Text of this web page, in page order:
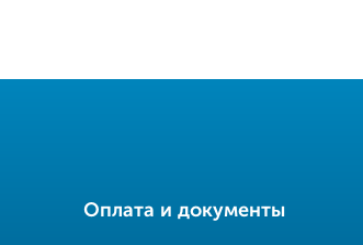
Оплата и документы